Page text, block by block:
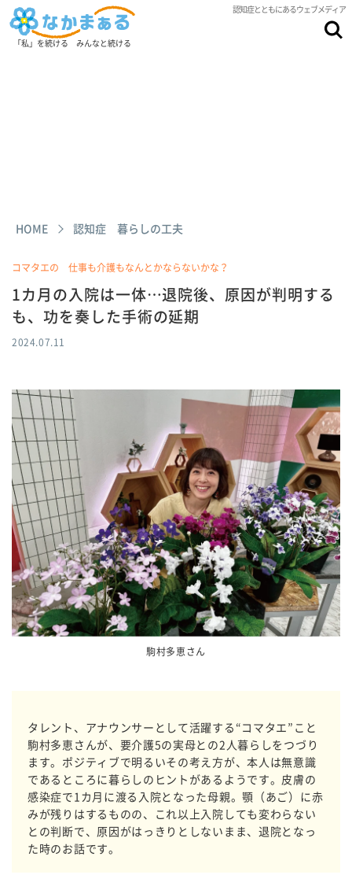
認知症とともにあるウェブメディア
「私」を続ける みんなと続ける
HOME 認知症 暮らしの工夫
コマタエの 仕事も介護もなんとかならないかな？
1カ月の入院は一体…退院後、原因が判明する
も、功を奏した手術の延期
2024.07.11
駒村多恵さん
タレント、アナウンサーとして活躍する“コマタエ”こと
駒村多恵さんが、要介護5の実母との2人暮らしをつづり
ます。ポジティブで明るいその考え方が、本人は無意識
であるところに暮らしのヒントがあるようです。皮膚の
感染症で1カ月に渡る入院となった母親。顎（あご）に赤
みが残りはするものの、これ以上入院しても変わらない
との判断で、原因がはっきりとしないまま、退院となっ
た時のお話です。